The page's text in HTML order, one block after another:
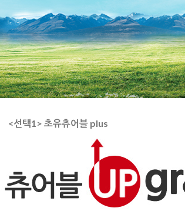
<선택1> 초유츄어블 plus